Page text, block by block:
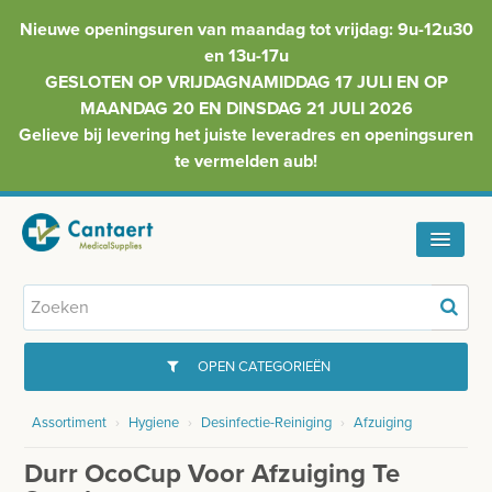
Nieuwe openingsuren van maandag tot vrijdag: 9u-12u30
en 13u-17u
GESLOTEN OP VRIJDAGNAMIDDAG 17 JULI EN OP
MAANDAG 20 EN DINSDAG 21 JULI 2026
Gelieve bij levering het juiste leveradres en openingsuren
te vermelden aub!
HOME
OPEN CATEGORIEËN
GYNAECOLOGIE
INJECTIEMATERIAAL
Assortiment › Hygiene › Desinfectie-Reiniging › Afzuiging
Durr OcoCup Voor Afzuiging Te